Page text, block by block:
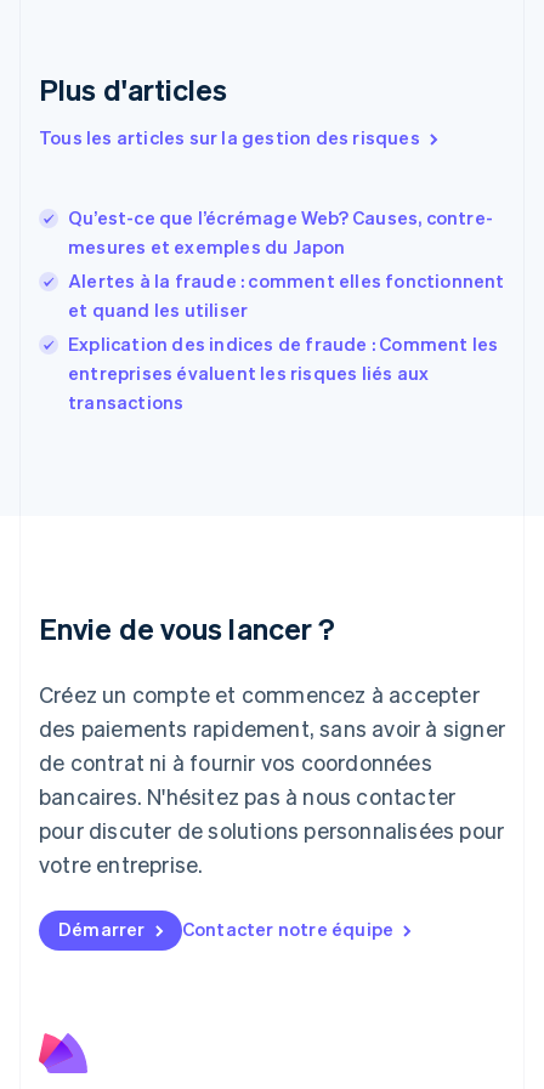
Plus d'articles
Tous les articles sur la gestion des risques
Qu’est-ce que l’écrémage Web? Causes, contre-
mesures et exemples du Japon
Alertes à la fraude : comment elles fonctionnent
et quand les utiliser
Explication des indices de fraude : Comment les
entreprises évaluent les risques liés aux
transactions
Envie de vous lancer ?
Créez un compte et commencez à accepter
des paiements rapidement, sans avoir à signer
de contrat ni à fournir vos coordonnées
bancaires. N'hésitez pas à nous contacter
pour discuter de solutions personnalisées pour
votre entreprise.
Démarrer Contacter notre équipe
Español English
English
Finlande
EnglishSvenska
FrançaisEnglish
Gibraltar
English
Grèce
English
Hongrie
日本語 English
English
Liechtenstein
Deutsch English
Lituanie
English
Luxembourg
FrançaisDeutschEnglish
Malaisie
Malte
English
Mexique
Nouvelle-Zélande
English